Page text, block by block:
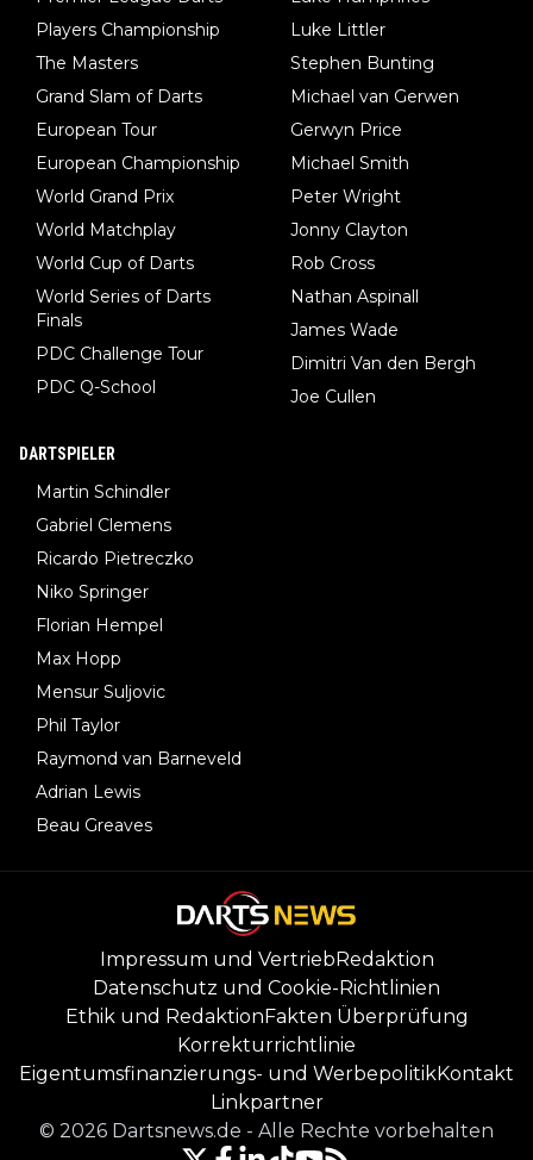
Players Championship
The Masters
Grand Slam of Darts
European Tour
European Championship
World Grand Prix
World Matchplay
World Cup of Darts
World Series of Darts
Finals
PDC Challenge Tour
PDC Q-School
Luke Littler
Stephen Bunting
Michael van Gerwen
Gerwyn Price
Michael Smith
Peter Wright
Jonny Clayton
Rob Cross
Nathan Aspinall
James Wade
Dimitri Van den Bergh
Joe Cullen
DARTSPIELER
Martin Schindler
Gabriel Clemens
Ricardo Pietreczko
Niko Springer
Florian Hempel
Max Hopp
Mensur Suljovic
Phil Taylor
Raymond van Barneveld
Adrian Lewis
Beau Greaves
Impressum und VertriebRedaktion
Datenschutz und Cookie-Richtlinien
Ethik und RedaktionFakten Überprüfung
Korrekturrichtlinie
Eigentumsfinanzierungs- und WerbepolitikKontakt
Linkpartner
© 2026 Dartsnews.de - Alle Rechte vorbehalten